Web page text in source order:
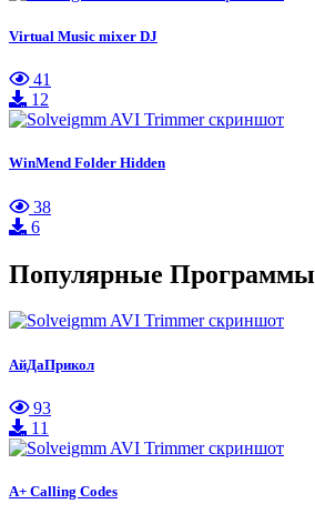
Virtual Music mixer DJ
41
12
WinMend Folder Hidden
38
6
Популярные Программы
АйДаПрикол
93
11
A+ Calling Codes